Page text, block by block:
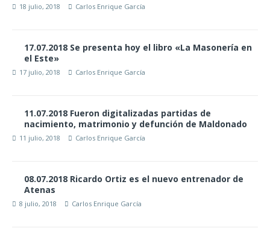
18 julio, 2018 Carlos Enrique García
17.07.2018 Se presenta hoy el libro «La Masonería en
el Este»
17 julio, 2018 Carlos Enrique García
11.07.2018 Fueron digitalizadas partidas de
nacimiento, matrimonio y defunción de Maldonado
11 julio, 2018 Carlos Enrique García
08.07.2018 Ricardo Ortiz es el nuevo entrenador de
Atenas
8 julio, 2018 Carlos Enrique García